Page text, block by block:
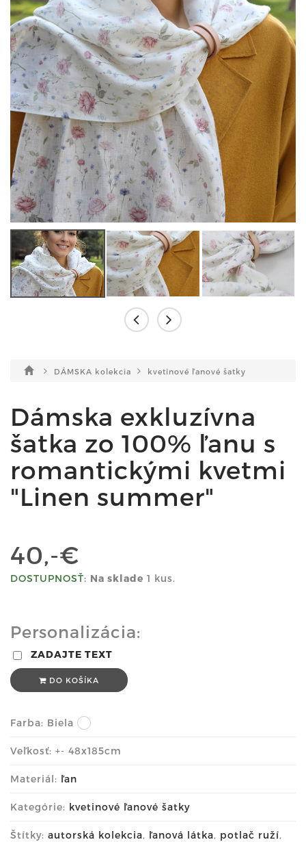
DÁMSKA kolekcia kvetinové ľanové šatky
Dámska exkluzívna
šatka zo 100% ľanu s
romantickými kvetmi
"Linen summer"
40,-€
DOSTUPNOSŤ: Na sklade 1 kus.
Personalizácia:
ZADAJTE TEXT
DO KOŠÍKA
Farba: Biela
Veľkosť: +- 48x185cm
Materiál: ľan
Kategórie: kvetinové ľanové šatky
Štítky: autorská kolekcia, ľanová látka, potlač ruží,